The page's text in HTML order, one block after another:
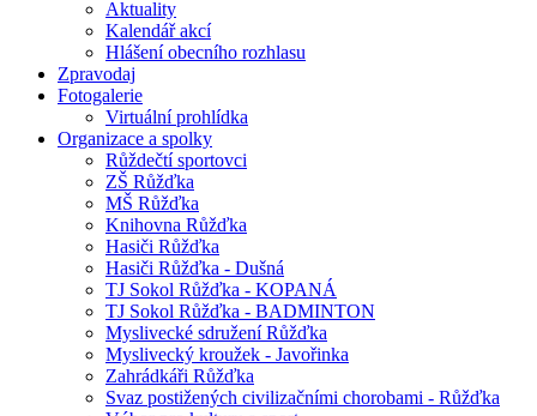
Aktuality
Kalendář akcí
Hlášení obecního rozhlasu
Zpravodaj
Fotogalerie
Virtuální prohlídka
Organizace a spolky
Růždečtí sportovci
ZŠ Růžďka
MŠ Růžďka
Knihovna Růžďka
Hasiči Růžďka
Hasiči Růžďka - Dušná
TJ Sokol Růžďka - KOPANÁ
TJ Sokol Růžďka - BADMINTON
Myslivecké sdružení Růžďka
Myslivecký kroužek - Javořinka
Zahrádkáři Růžďka
Svaz postižených civilizačními chorobami - Růžďka